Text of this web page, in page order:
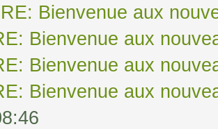
RE: Bienvenue aux
Bienvenue aux
Bienvenue aux
Bienvenue aux